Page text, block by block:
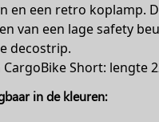
en een retro koplamp.
van een lage safety
decostrip.
Short: lengte
in de kleuren: